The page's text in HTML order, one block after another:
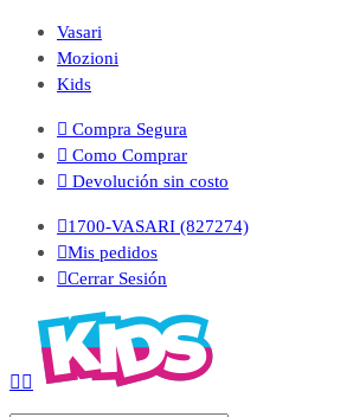
Vasari
Mozioni
Kids
 Compra Segura
 Como Comprar
 Devolución sin costo
1700-VASARI (827274)
Mis pedidos
Cerrar Sesión
 